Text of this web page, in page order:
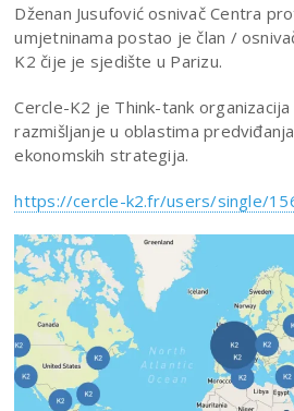
Dženan Jusufović osnivač Centra
umjetninama postao je član /
K2 čije je sjedište u Parizu.
Cercle-K2 je Think-tank
razmišljanje u oblastima
ekonomskih strategija.
https://cercle-k2.fr/users/single/